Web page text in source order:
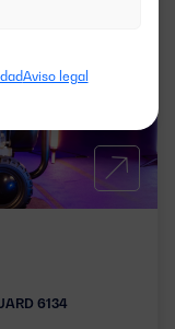
Aviso legal
6134